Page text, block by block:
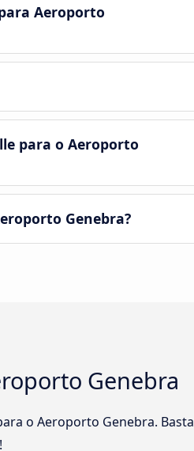
Aeroporto
para o Aeroporto
Genebra?
Genebra
o Aeroporto Genebra. Basta